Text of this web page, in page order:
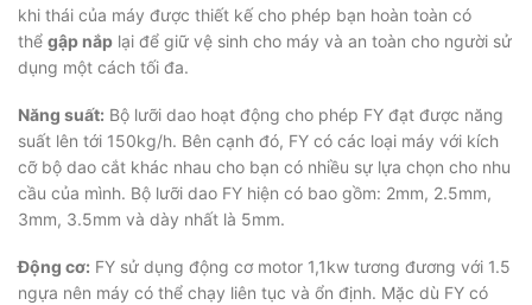
khi thái của máy được thiết kế cho phép bạn hoàn toàn có
thể gập nắp lại để giữ vệ sinh cho máy và an toàn cho người sử
dụng một cách tối đa.
Năng suất: Bộ lưỡi dao hoạt động cho phép FY đạt được năng
suất lên tới 150kg/h. Bên cạnh đó, FY có các loại máy với kích
cỡ bộ dao cắt khác nhau cho bạn có nhiều sự lựa chọn cho nhu
cầu của mình. Bộ lưỡi dao FY hiện có bao gồm: 2mm, 2.5mm,
3mm, 3.5mm và dày nhất là 5mm.
Động cơ: FY sử dụng động cơ motor 1,1kw tương đương với 1.5
ngựa nên máy có thể chạy liên tục và ổn định. Mặc dù FY có